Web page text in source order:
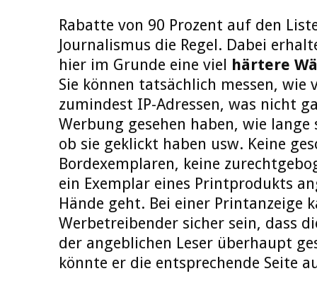
Rabatte von 90 Prozent auf den
Journalismus die Regel. Dabei
hier im Grunde eine viel härtere
Sie können tatsächlich messen, wie
zumindest IP-Adressen, was nicht
Werbung gesehen haben, wie lange
ob sie geklickt haben usw. Keine
Bordexemplaren, keine
ein Exemplar eines Printprodukts
Hände geht. Bei einer Printanzeige
Werbetreibender sicher sein, dass
der angeblichen Leser überhaupt
könnte er die entsprechende Seite